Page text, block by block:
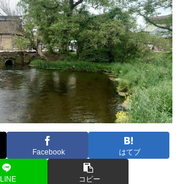
Facebook はてブ
LINE コピー